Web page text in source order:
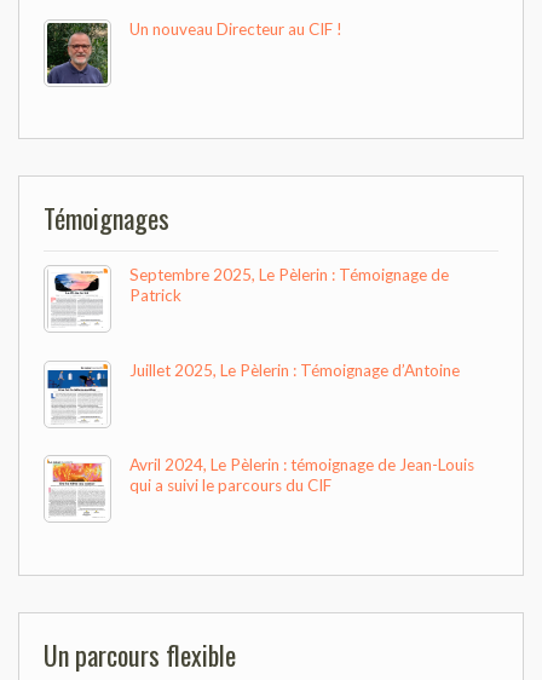
Un nouveau Directeur au CIF !
Témoignages
Septembre 2025, Le Pèlerin : Témoignage de
Patrick
Juillet 2025, Le Pèlerin : Témoignage d’Antoine
Avril 2024, Le Pèlerin : témoignage de Jean-Louis
qui a suivi le parcours du CIF
Un parcours flexible